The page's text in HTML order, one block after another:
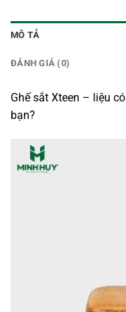
MÔ TẢ
ĐÁNH GIÁ (0)
Ghế sắt Xteen – liệu
bạn?